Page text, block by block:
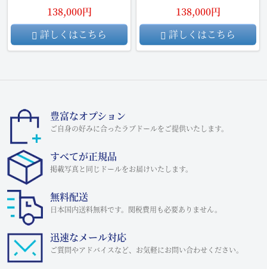
138,000円
詳しくはこちら
138,000円
詳しくはこちら
豊富なオプション
ご自身の好みに合ったラブドールをご提供いたします。
すべてが正規品
掲載写真と同じドールをお届けいたします。
無料配送
日本国内送料無料です。関税費用も必要ありません。
迅速なメール対応
ご質問やアドバイスなど、お気軽にお問い合わせください。